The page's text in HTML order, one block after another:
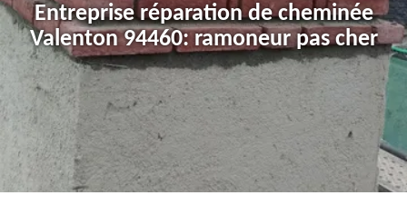
Entreprise réparation de cheminée
Valenton 94460: ramoneur pas cher